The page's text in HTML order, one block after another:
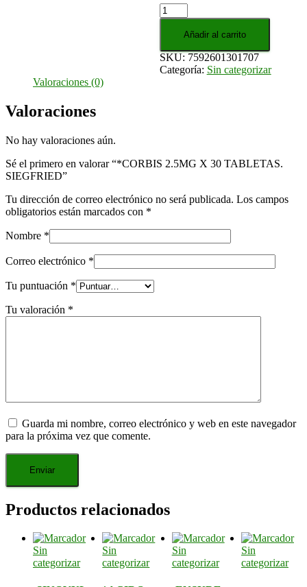
*CORBIS
2.5MG
TABLETAS.
SIEGFRIED
Añadir al carrito
SKU: 7592601301707
Categoría: Sin categorizar
Valoraciones (0)
Valoraciones
No hay valoraciones aún.
Sé el primero en valorar “*CORBIS 2.5MG X 30 TABLETAS.
SIEGFRIED”
Tu dirección de correo electrónico no será publicada. Los campos
obligatorios están marcados con *
Nombre *
Correo electrónico *
Tu puntuación *
Tu valoración *
Guarda mi nombre, correo electrónico y web en este navegador
para la próxima vez que comente.
Productos relacionados
Sin
categorizar
Sin
categorizar
Sin
categorizar
Sin
categorizar